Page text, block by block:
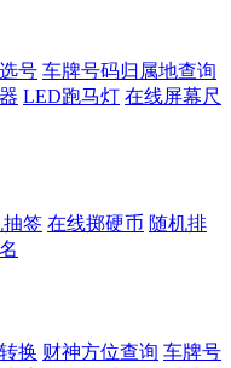
号 车牌号码归属地查询
LED跑马灯 在线屏幕尺
抽签 在线掷硬币 随机排
换 财神方位查询 车牌号